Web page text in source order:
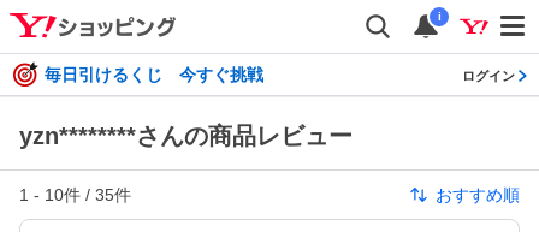
i
毎日引けるくじ 今すぐ挑戦 ログイン
yzn********さんの商品レビュー
1 - 10件 / 35件 おすすめ順